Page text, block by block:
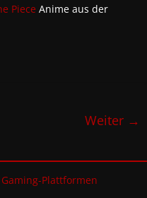
Piece Anime aus der
Weiter →
Plattformen